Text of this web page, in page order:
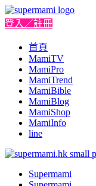
登入／註冊
首頁
MamiTV
MamiPro
MamiTrend
MamiBible
MamiBlog
MamiShop
MamiInfo
line
Supermami